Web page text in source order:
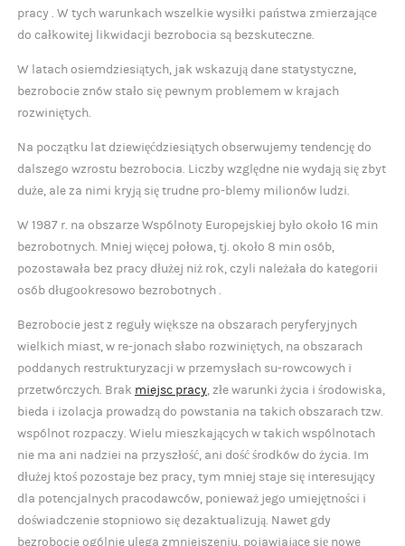
pracy . W tych warunkach wszelkie wysiłki państwa zmierzające
do całkowitej likwidacji bezrobocia są bezskuteczne.
W latach osiemdziesiątych, jak wskazują dane statystyczne,
bezrobocie znów stało się pewnym problemem w krajach
rozwiniętych.
Na początku lat dziewięćdziesiątych obserwujemy tendencję do
dalszego wzrostu bezrobocia. Liczby względne nie wydają się zbyt
duże, ale za nimi kryją się trudne pro-blemy milionów ludzi.
W 1987 r. na obszarze Wspólnoty Europejskiej było około 16 min
bezrobotnych. Mniej więcej połowa, tj. około 8 min osób,
pozostawała bez pracy dłużej niż rok, czyli należała do kategorii
osób długookresowo bezrobotnych .
Bezrobocie jest z reguły większe na obszarach peryferyjnych
wielkich miast, w re-jonach słabo rozwiniętych, na obszarach
poddanych restrukturyzacji w przemysłach su-rowcowych i
przetwórczych. Brak miejsc pracy, złe warunki życia i środowiska,
bieda i izolacja prowadzą do powstania na takich obszarach tzw.
wspólnot rozpaczy. Wielu mieszkających w takich wspólnotach
nie ma ani nadziei na przyszłość, ani dość środków do życia. Im
dłużej ktoś pozostaje bez pracy, tym mniej staje się interesujący
dla potencjalnych pracodawców, ponieważ jego umiejętności i
doświadczenie stopniowo się dezaktualizują. Nawet gdy
bezrobocie ogólnie ulega zmniejszeniu, pojawiające się nowe